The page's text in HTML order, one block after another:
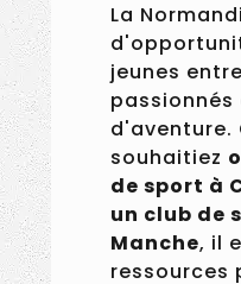
La
jeunes
d'aventure.
souhaitiez
de sport à
un club de
Manche, il
ressources